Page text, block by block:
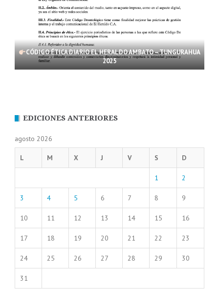
CÓDIGO ÉTICA DIARIO EL HERALDO AMBATO – TUNGURAHUA
2025
EDICIONES ANTERIORES
agosto 2026
L M X J V S D
1 2
3 4 5 6 7 8 9
10 11 12 13 14 15 16
17 18 19 20 21 22 23
24 25 26 27 28 29 30
31